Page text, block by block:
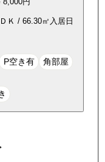
Ｋ / 66.30㎡ 入居日
P空き有 角部屋